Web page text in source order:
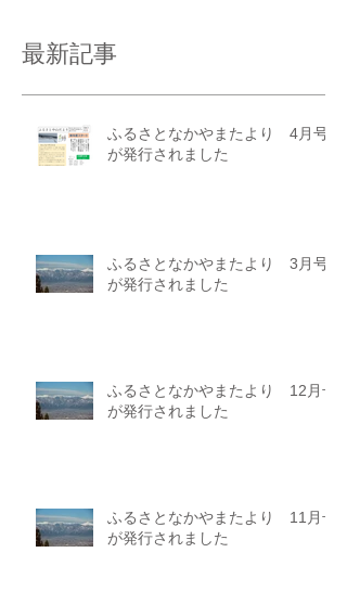
最新記事
ふるさとなかやまたより 4月号
が発行されました
ふるさとなかやまたより 3月号
が発行されました
ふるさとなかやまたより 12月号
が発行されました
ふるさとなかやまたより 11月号
が発行されました